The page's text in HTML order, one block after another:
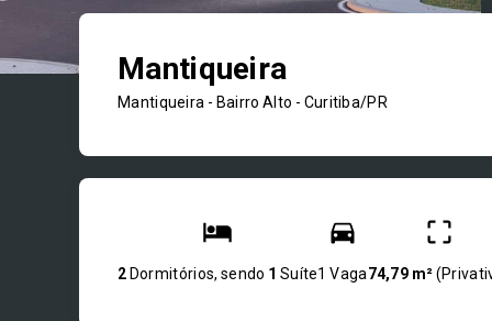
Mantiqueira
Mantiqueira - Bairro Alto - Curitiba/PR
2 Dormitórios, sendo 1 Suíte1 Vaga74,79 m²(